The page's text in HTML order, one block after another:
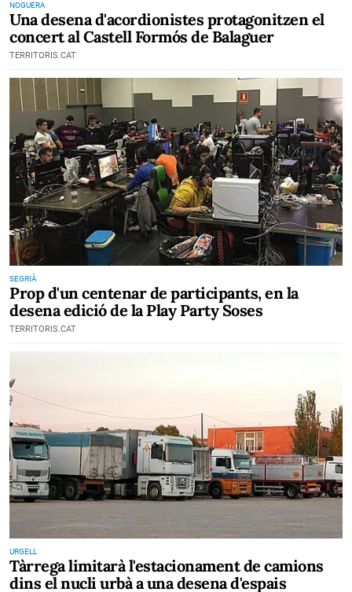
NOGUERA
Una desena d'acordionistes protagonitzen el
concert al Castell Formós de Balaguer
TERRITORIS.CAT
SEGRIÀ
Prop d'un centenar de participants, en la
desena edició de la Play Party Soses
TERRITORIS.CAT
URGELL
Tàrrega limitarà l'estacionament de camions
dins el nucli urbà a una desena d'espais